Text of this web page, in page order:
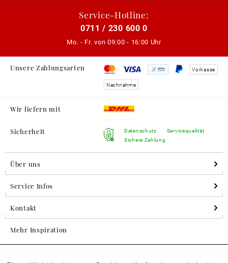
Service-Hotline:
0711 / 230 600 0
Mo. - Fr. von 09:00 - 16:00 Uhr
Unsere Zahlungsarten Vorkasse
Nachnahme
Wir liefern mit
Sicherheit
Datenschutz
Sichere Zahlung
Servicequalität
Über uns
Service Infos
Kontakt
Mehr Inspiration